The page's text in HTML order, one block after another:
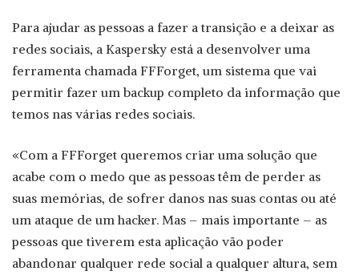
Para ajudar as pessoas a fazer a transição e a deixar as
redes sociais, a Kaspersky está a desenvolver uma
ferramenta chamada FFForget, um sistema que vai
permitir fazer um backup completo da informação que
temos nas várias redes sociais.
«Com a FFForget queremos criar uma solução que
acabe com o medo que as pessoas têm de perder as
suas memórias, de sofrer danos nas suas contas ou até
um ataque de um hacker. Mas – mais importante – as
pessoas que tiverem esta aplicação vão poder
abandonar qualquer rede social a qualquer altura, sem